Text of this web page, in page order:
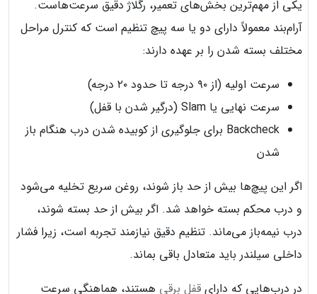
یکی از مهم‌ترین بخش‌های تعمیر، رگلاژ دقیق سرعت‌هاست.
آرام‌بند معمولاً دارای دو یا سه پیچ تنظیم است که کنترل مراحل
مختلف بسته شدن را بر عهده دارند:
سرعت اولیه (از ۹۰ درجه تا حدود ۲۰ درجه)
سرعت نهایی یا Slam (درگیر شدن با قفل)
Backcheck برای جلوگیری از کوبیده شدن درب هنگام باز
شدن
اگر این پیچ‌ها بیش از حد باز شوند، روغن سریع تخلیه می‌شود
و درب محکم بسته خواهد شد. اگر بیش از حد بسته شوند،
درب نیمه‌باز می‌ماند. تنظیم دقیق نیازمند تجربه است، زیرا فشار
داخلی سیلندر باید متعادل باقی بماند.
در درب‌هایی که دارای قفل برقی هستند، هماهنگی سرعت